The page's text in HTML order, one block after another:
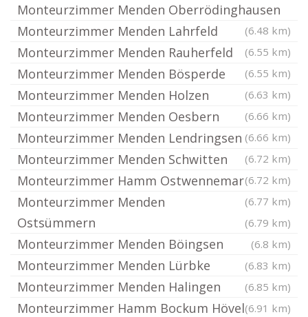
Monteurzimmer Menden Oberrödinghausen
(6.48 km)
Monteurzimmer Menden Lahrfeld
(6.55 km)
Monteurzimmer Menden Rauherfeld
(6.55 km)
Monteurzimmer Menden Bösperde
(6.63 km)
Monteurzimmer Menden Holzen
(6.66 km)
Monteurzimmer Menden Oesbern
(6.66 km)
Monteurzimmer Menden Lendringsen
(6.72 km)
Monteurzimmer Menden Schwitten
(6.72 km)
Monteurzimmer Hamm Ostwennemar
(6.77 km)
Monteurzimmer Menden
Ostsümmern
(6.79 km)
Monteurzimmer Menden Böingsen (6.8 km)
Monteurzimmer Menden Lürbke (6.83 km)
Monteurzimmer Menden Halingen (6.85 km)
Monteurzimmer Hamm Bockum Hövel(6.91 km)